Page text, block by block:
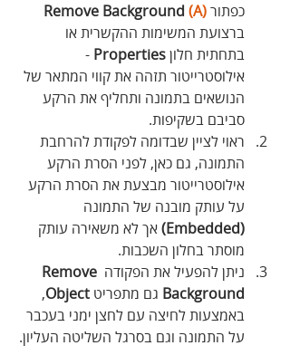
כפתור
Remove Background (A)
ברצועת המשימות ההקשרית או
בתחתית חלון Properties
-
אילוסטרייטור תזהה את קווי המתאר של
הנושאים בתמונה ותחליף את הרקע
סביבם בשקיפות.
ראוי לציין שבדומה לפקודת להרחבת
התמונה, גם כאן, לפני הסרת הרקע
אילוסטרייטור מבצעת את הסרת הרקע
על עותק מובנה של התמונה
(Embedded)
אך לא משאירה עותק
מוסתר בחלון השכבות.
ניתן להפעיל את הפקודה Remove
Background גם מתפריט Object
,
באמצעות לחיצה עם לחצן ימני בעכבר
על התמונה וגם בסרגל השליטה העליון.